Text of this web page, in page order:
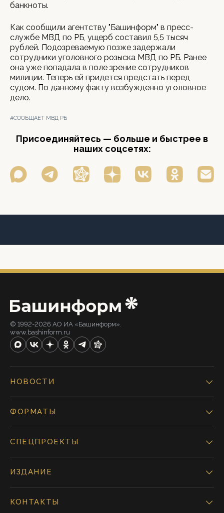
банкноты.
Как сообщили агентству "Башинформ" в пресс-
службе МВД по РБ, ущерб составил 5,5 тысяч
рублей. Подозреваемую позже задержали
сотрудники уголовного розыска МВД по РБ. Ранее
она уже попадала в поле зрение сотрудников
милиции. Теперь ей придется предстать перед
судом. По данному факту возбужденно уголовное
дело.
#СООБЩАЕТ МВД РБ
Присоединяйтесь — больше и быстрее в
наших соцсетях:
© 1992-2026 АО ИА «Башинформ».
www.bashinform.ru
НОВОСТИ
ФОРМАТЫ
СПЕЦПРОЕКТЫ
ИЗДАНИЕ
КОНТАКТЫ